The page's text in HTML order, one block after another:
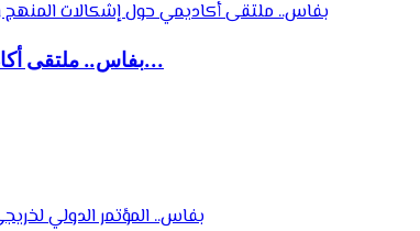
بفاس.. ملتقى أكاديمي حول إشكالات المنهج وآليا...